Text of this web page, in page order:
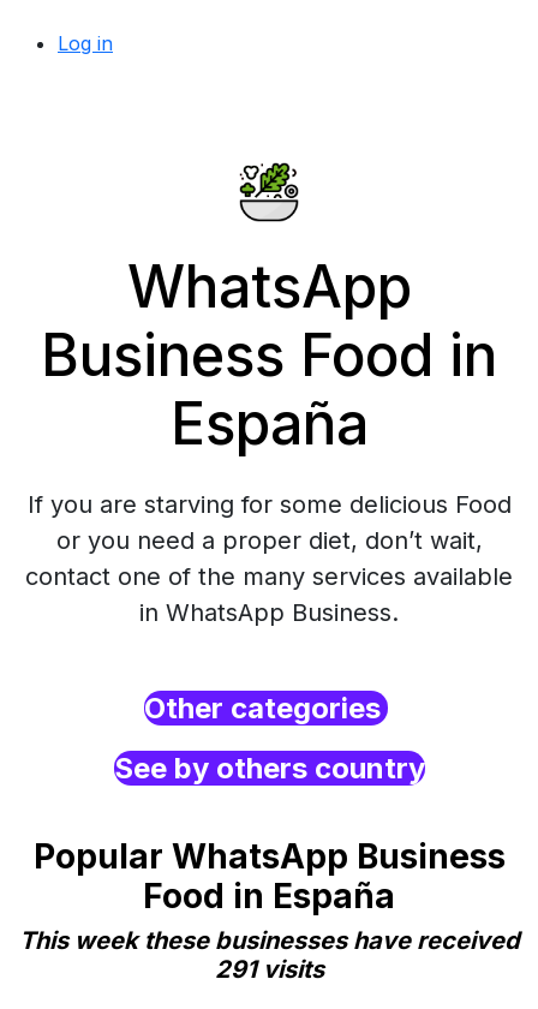
Log in
WhatsApp
Business Food in
España
If you are starving for some delicious Food
or you need a proper diet, don’t wait,
contact one of the many services available
in WhatsApp Business.
Other categories
See by others country
Popular WhatsApp Business
Food in España
This week these businesses have received
291 visits